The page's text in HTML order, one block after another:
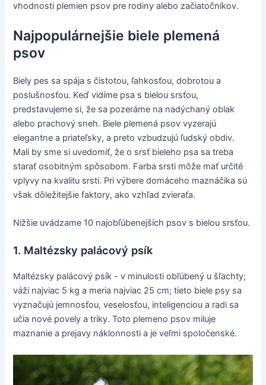
vhodnosti plemien psov pre rodiny alebo začiatočníkov.
Najpopulárnejšie biele plemená
psov
Biely pes sa spája s čistotou, ľahkosťou, dobrotou a
poslušnosťou. Keď vidíme psa s bielou srsťou,
predstavujeme si, že sa pozeráme na nadýchaný oblak
alebo prachový sneh. Biele plemená psov vyzerajú
elegantne a priateľsky, a preto vzbudzujú ľudský obdiv.
Mali by sme si uvedomiť, že o srsť bieleho psa sa treba
starať osobitným spôsobom. Farba srsti môže mať určité
vplyvy na kvalitu srsti. Pri výbere domáceho maznáčika sú
však dôležitejšie faktory, ako vzhľad zvieraťa.
Nižšie uvádzame 10 najobľúbenejších psov s bielou srsťou.
1. Maltézsky palácový psík
Maltézsky palácový psík - v minulosti obľúbený u šľachty;
váži najviac 5 kg a meria najviac 25 cm; tieto biele psy sa
vyznačujú jemnosťou, veselosťou, inteligenciou a radi sa
učia nové povely a triky. Toto plemeno psov miluje
maznanie a prejavy náklonnosti a je veľmi spoločenské.